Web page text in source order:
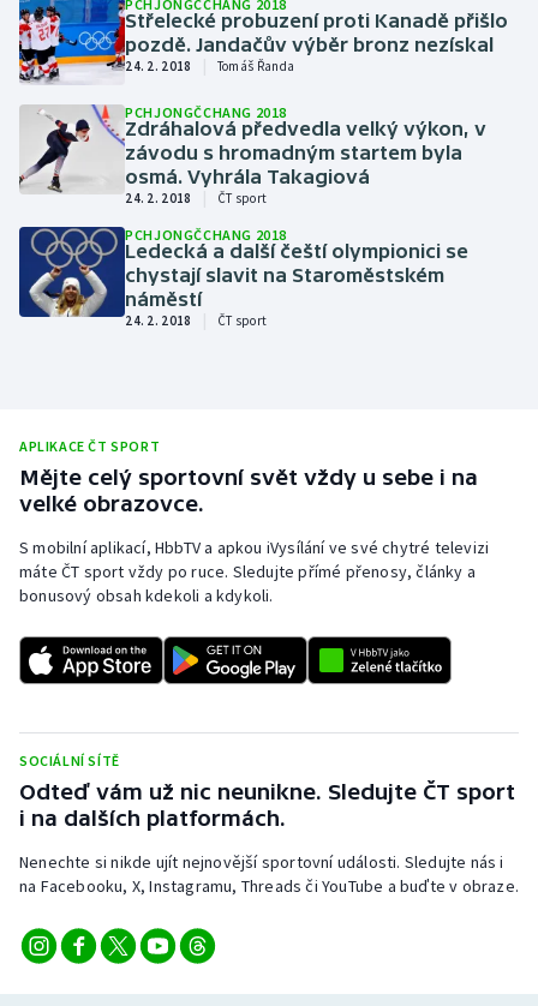
PCHJONGČCHANG 2018
Střelecké probuzení proti Kanadě přišlo
pozdě. Jandačův výběr bronz nezískal
24. 2. 2018 Tomáš Řanda
PCHJONGČCHANG 2018
Zdráhalová předvedla velký výkon, v
závodu s hromadným startem byla
osmá. Vyhrála Takagiová
24. 2. 2018 ČT sport
PCHJONGČCHANG 2018
Ledecká a další čeští olympionici se
chystají slavit na Staroměstském
náměstí
24. 2. 2018 ČT sport
APLIKACE ČT SPORT
Mějte celý sportovní svět vždy u sebe i na
velké obrazovce.
S mobilní aplikací, HbbTV a apkou iVysílání ve své chytré televizi
máte ČT sport vždy po ruce. Sledujte přímé přenosy, články a
bonusový obsah kdekoli a kdykoli.
SOCIÁLNÍ SÍTĚ
Odteď vám už nic neunikne. Sledujte ČT sport
i na dalších platformách.
Nenechte si nikde ujít nejnovější sportovní události. Sledujte nás i
na Facebooku, X, Instagramu, Threads či YouTube a buďte v obraze.